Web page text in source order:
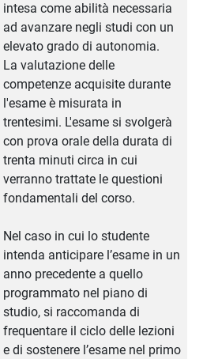
intesa come abilità necessaria
ad avanzare negli studi con un
elevato grado di autonomia.
La valutazione delle
competenze acquisite durante
l'esame è misurata in
trentesimi. L'esame si svolgerà
con prova orale della durata di
trenta minuti circa in cui
verranno trattate le questioni
fondamentali del corso.
Nel caso in cui lo studente
intenda anticipare l’esame in un
anno precedente a quello
programmato nel piano di
studio, si raccomanda di
frequentare il ciclo delle lezioni
e di sostenere l’esame nel primo